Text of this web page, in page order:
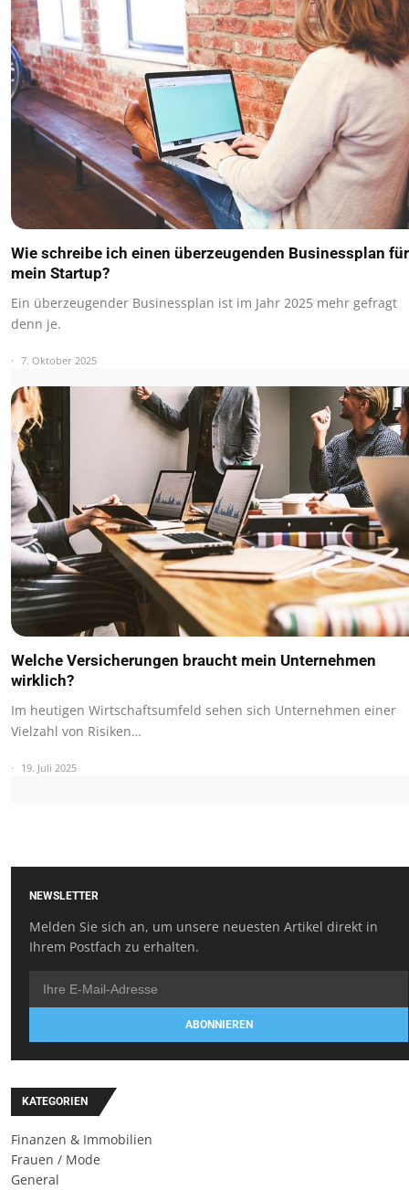
Wie schreibe ich einen überzeugenden Businessplan für
mein Startup?
Ein überzeugender Businessplan ist im Jahr 2025 mehr gefragt
denn je.
7. Oktober 2025
Welche Versicherungen braucht mein Unternehmen
wirklich?
Im heutigen Wirtschaftsumfeld sehen sich Unternehmen einer
Vielzahl von Risiken…
19. Juli 2025
NEWSLETTER
Melden Sie sich an, um unsere neuesten Artikel direkt in
Ihrem Postfach zu erhalten.
ABONNIEREN
KATEGORIEN
Finanzen & Immobilien
Frauen / Mode
General